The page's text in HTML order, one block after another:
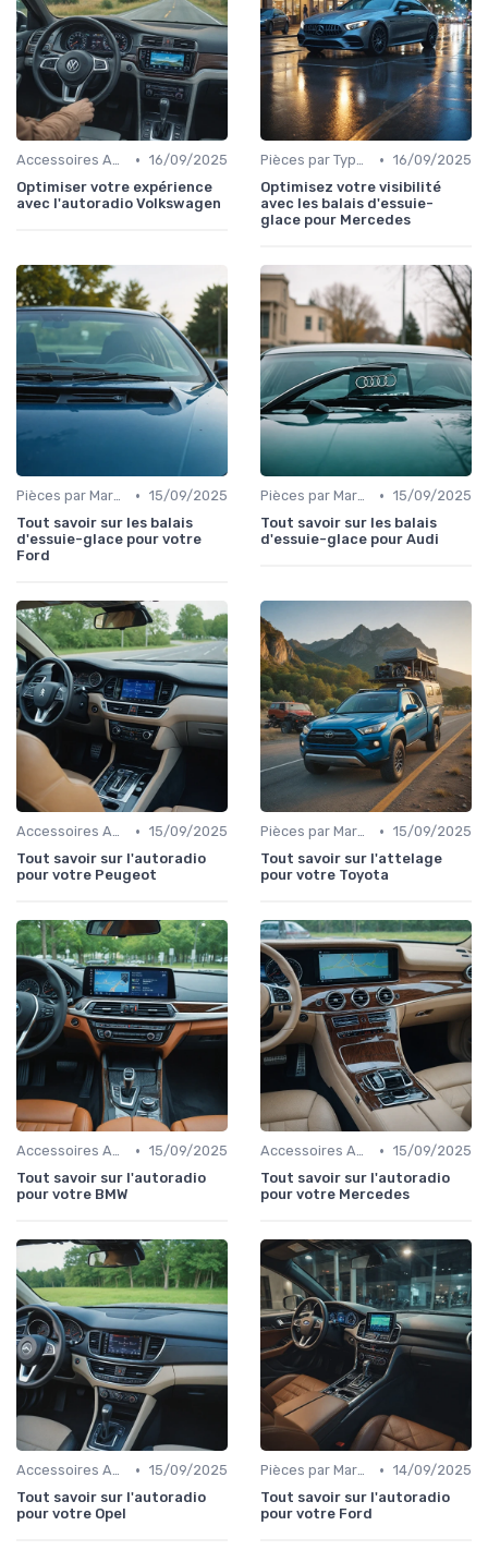
Accessoires Auto • 16/09/2025
Optimiser votre expérience
avec l'autoradio Volkswagen
Pièces par Type (Freins, Moteur, etc.) • 16/09/2025
Optimisez votre visibilité
avec les balais d'essuie-
glace pour Mercedes
Pièces par Marque de Voiture • 15/09/2025
Tout savoir sur les balais
d'essuie-glace pour votre
Ford
Pièces par Marque de Voiture • 15/09/2025
Tout savoir sur les balais
d'essuie-glace pour Audi
Accessoires Auto • 15/09/2025
Tout savoir sur l'autoradio
pour votre Peugeot
Pièces par Marque de Voiture • 15/09/2025
Tout savoir sur l'attelage
pour votre Toyota
Accessoires Auto • 15/09/2025
Tout savoir sur l'autoradio
pour votre BMW
Accessoires Auto • 15/09/2025
Tout savoir sur l'autoradio
pour votre Mercedes
Accessoires Auto • 15/09/2025
Tout savoir sur l'autoradio
pour votre Opel
Pièces par Marque de Voiture • 14/09/2025
Tout savoir sur l'autoradio
pour votre Ford